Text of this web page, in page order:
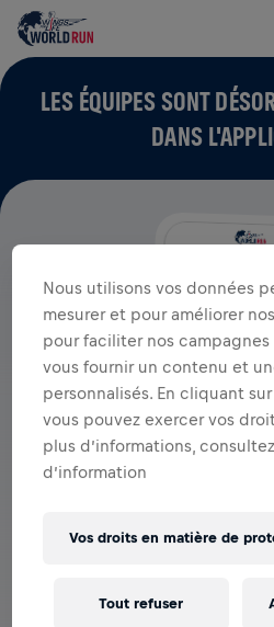
LES ÉQUIPES SONT
DANS
Que vous soyez dans une
Nous utilisons vos données
mesurer et pour améliorer
pour faciliter nos
vous fournir un contenu et
personnalisés. En cliquant
vous pouvez exercer vos
plus d’informations,
d’information
Vos droits en matière de
Tout refuser